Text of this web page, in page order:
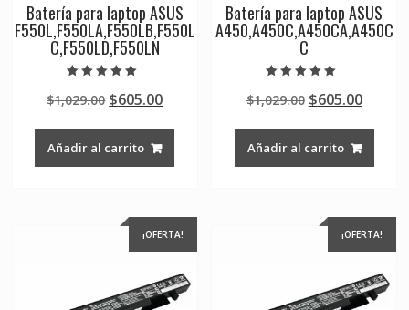
Batería para laptop ASUS
F550L,F550LA,F550LB,F550L
C,F550LD,F550LN
5.00
de 5
$1,029.00 Original
was:
$1,029.00.
$605.00Current
Añadir al carrito
Batería para laptop ASUS
A450,A450C,A450CA,A450C
C
5.00
de 5
$1,029.00 Original
was:
$1,029.00.
$605.00
Añadir al carrito
¡OFERTA! ¡OFERTA!